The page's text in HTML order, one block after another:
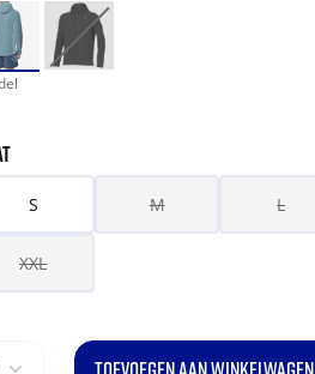
S M L
XXL